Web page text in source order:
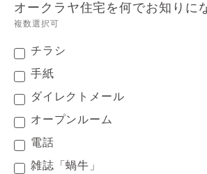
オークラヤ住宅を何でお知りに
複数選択可
チラシ
手紙
ダイレクトメール
オープンルーム
電話
雑誌「蝸牛」